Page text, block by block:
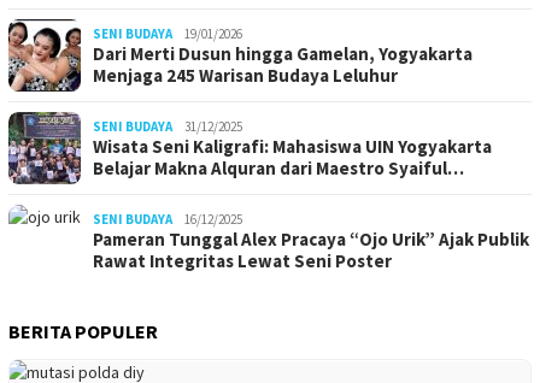
SENI BUDAYA 19/01/2026
Dari Merti Dusun hingga Gamelan, Yogyakarta
Menjaga 245 Warisan Budaya Leluhur
SENI BUDAYA 31/12/2025
Wisata Seni Kaligrafi: Mahasiswa UIN Yogyakarta
Belajar Makna Alquran dari Maestro Syaiful…
SENI BUDAYA 16/12/2025
Pameran Tunggal Alex Pracaya “Ojo Urik” Ajak Publik
Rawat Integritas Lewat Seni Poster
BERITA POPULER